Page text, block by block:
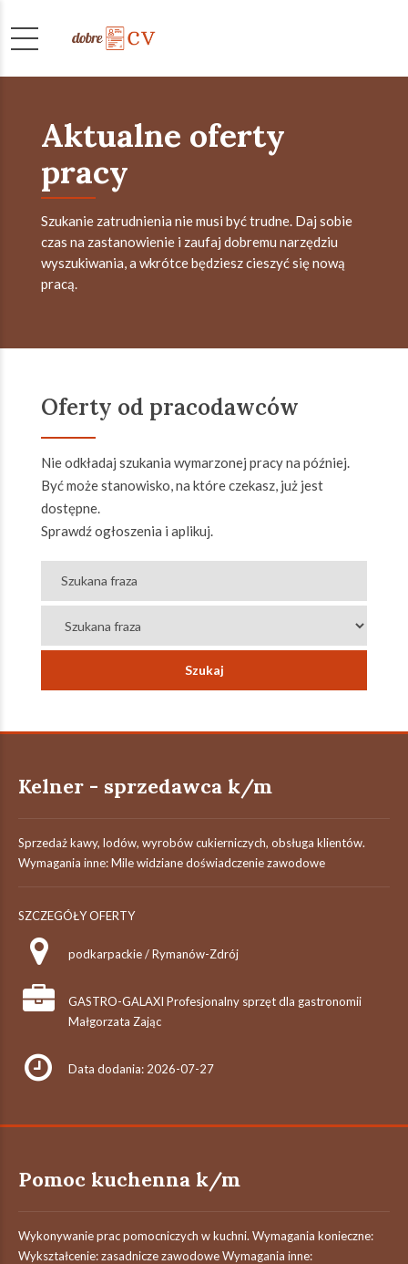
Aktualne oferty
pracy
Szukanie zatrudnienia nie musi być trudne. Daj sobie
czas na zastanowienie i zaufaj dobremu narzędziu
wyszukiwania, a wkrótce będziesz cieszyć się nową
pracą.
Oferty od pracodawców
Nie odkładaj szukania wymarzonej pracy na później.
Być może stanowisko, na które czekasz, już jest
dostępne.
Sprawdź ogłoszenia i aplikuj.
Kelner - sprzedawca k/m
Sprzedaż kawy, lodów, wyrobów cukierniczych, obsługa klientów.
Wymagania inne: Mile widziane doświadczenie zawodowe
SZCZEGÓŁY OFERTY
podkarpackie / Rymanów-Zdrój
GASTRO-GALAXI Profesjonalny sprzęt dla gastronomii
Małgorzata Zając
Data dodania: 2026-07-27
Pomoc kuchenna k/m
Wykonywanie prac pomocniczych w kuchni. Wymagania konieczne:
Wykształcenie: zasadnicze zawodowe Wymagania inne: